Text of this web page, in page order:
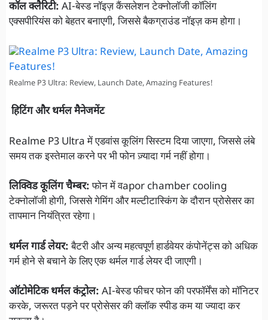
कॉल क्लैरिटी: AI-बेस्ड नॉइज़ कैंसलेशन टेक्नोलॉजी कॉलिंग
एक्सपीरियंस को बेहतर बनाएगी, जिससे बैकग्राउंड नॉइज़ कम होगा।
Realme P3 Ultra: Review, Launch Date, Amazing Features!
हिटिंग और थर्मल मैनेजमेंट
Realme P3 Ultra में एडवांस कूलिंग सिस्टम दिया जाएगा, जिससे लंबे
समय तक इस्तेमाल करने पर भी फोन ज़्यादा गर्म नहीं होगा।
लिक्विड कूलिंग चैम्बर:फोन में वapor chamber cooling
टेक्नोलॉजी होगी, जिससे गेमिंग और मल्टीटास्किंग के दौरान प्रोसेसर का
तापमान नियंत्रित रहेगा।
थर्मल गार्ड लेयर:बैटरी और अन्य महत्वपूर्ण हार्डवेयर कंपोनेंट्स को अधिक
गर्म होने से बचाने के लिए एक थर्मल गार्ड लेयर दी जाएगी।
ऑटोमेटिक थर्मल कंट्रोल: AI-बेस्ड फीचर फोन की परफॉर्मेंस को मॉनिटर
करके, जरूरत पड़ने पर प्रोसेसर की क्लॉक स्पीड कम या ज्यादा कर